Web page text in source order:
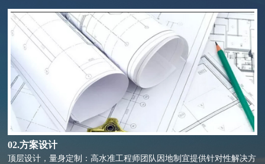
02.方案设计
顶层设计，量身定制：高水准工程师团队因地制宜提供针对性解决方